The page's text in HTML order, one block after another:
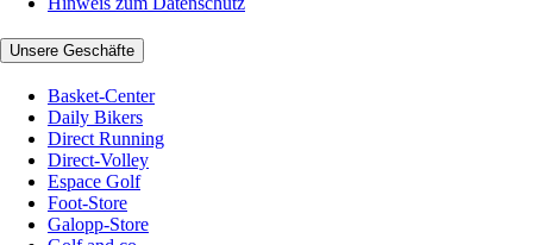
Unsere Geschäfte
Basket-Center
Daily Bikers
Direct Running
Direct-Volley
Espace Golf
Foot-Store
Galopp-Store